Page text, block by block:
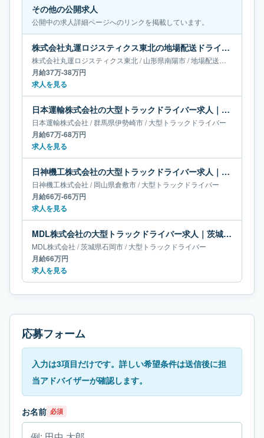
その他の公開求人
公開中の求人詳細ページへのリンクを掲載しています。
株式会社丸運ロジスティクス東北の地場配送ドライバー求人｜山形県南陽市｜月給37万-38万円
株式会社丸運ロジスティクス東北/山形県南陽市/地場配送ドライバー
月給37万-38万円
求人を見る
日本運輸株式会社の大型トラックドライバー求人｜群馬県伊勢崎市｜月給67万-68万円
日本運輸株式会社 /群馬県伊勢崎市/大型トラックドライバー
月給67万-68万円
求人を見る
日神機工株式会社の大型トラックドライバー求人｜岡山県倉敷市｜月給66万-66万円
日神機工株式会社 /岡山県倉敷市/大型トラックドライバー
月給66万-66万円
求人を見る
MDL株式会社の大型トラックドライバー求人｜茨城県石岡市｜月給66万円
MDL株式会社 /茨城県石岡市/大型トラックドライバー
月給66万円
求人を見る
応募フォーム
入力は3項目だけです。詳しい希望条件は送信後に担
当アドバイザーが確認します。
お名前 必須